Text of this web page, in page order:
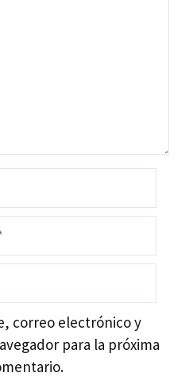
correo electrónico y
para la próxima